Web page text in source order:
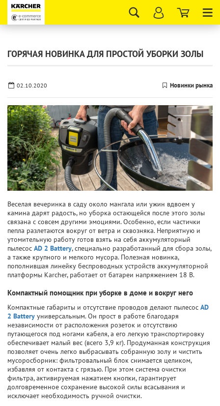
ГОРЯЧАЯ НОВИНКА ДЛЯ ПРОСТОЙ УБОРКИ ЗОЛЫ
02.10.2020 Новинки рынка
Веселая вечеринка в саду около мангала или ужин вдвоем у
камина дарят радость, но уборка остающейся после этого золы
связана с совсем другими эмоциями. Особенно, если частички
пепла разлетаются вокруг от ветра и сквозняка. Неприятную и
утомительную работу готов взять на себя аккумуляторный
пылесос AD 2 Battery, специально разработанный для сбора золы,
а также крупного и мелкого мусора. Полезная новинка,
пополнившая линейку беспроводных устройств аккумуляторной
платформы Karcher, работает от батареи напряжением 18 В.
Компактный помощник при уборке в доме и вокруг него
Компактные габариты и отсутствие проводов делают пылесос AD
2 Battery универсальным. Он прост в работе благодаря
независимости от расположения розеток и отсутствию
путающегося под ногами кабеля, а его легкую транспортировку
обеспечивает малый вес (всего 3,9 кг). Продуманная конструкция
позволяет очень легко выбрасывать собранную золу и чистить
мусоросборник: фильтровальный блок снимается целиком,
избавляя от контакта с грязью. При этом система очистки
фильтра, активируемая нажатием кнопки, гарантирует
долговременное сохранение высокой силы всасывания и
исключает необходимость ручной очистки.